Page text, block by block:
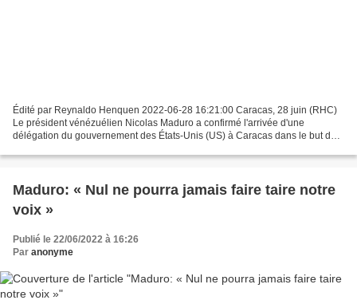
Édité par Reynaldo Henquen 2022-06-28 16:21:00 Caracas, 28 juin (RHC)
Le président vénézuélien Nicolas Maduro a confirmé l'arrivée d'une
délégation du gouvernement des États-Unis (US) à Caracas dans le but de
Maduro: « Nul ne pourra jamais faire taire notre
voix »
Publié le 22/06/2022 à 16:26
Par anonyme